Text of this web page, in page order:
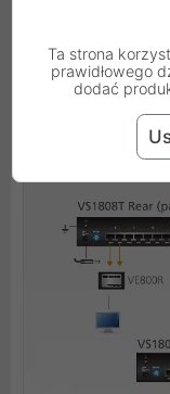
Ta strona
prawidłowego
dodać